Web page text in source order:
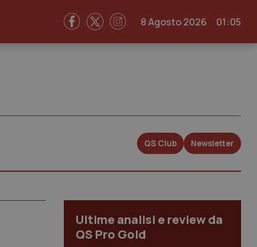
8 Agosto 2026 01:05
QS Club Newsletter
Ultime analisi e review da
QS Pro Gold